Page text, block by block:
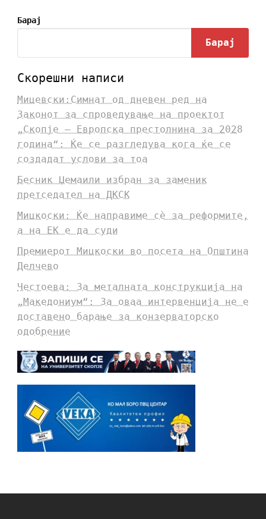
Барај
Барај
Скорешни написи
Мицевски:Симнат од дневен ред на
Законот за спроведување на проектот
„Скопје – Европска престолнина за 2028
година“: Ќе се разгледува кога ќе се
создадат услови за тоа
Бесник Џемаили избран за заменик
претседател на ДКСК
Мицкоски: Ќе направиме сè за реформите,
а на ЕК е да суди
Премиерот Мицкоски во посета на Општина
Делчево
Честоева: За металната конструкција на
„Македониум“: За оваа интервенција не е
доставено барање за конзерваторско
одобрение